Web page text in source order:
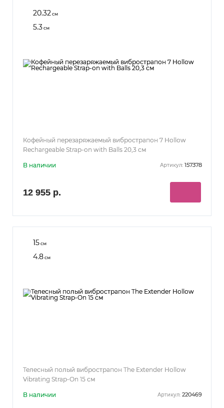
20.32 см
5.3см
Кофейный перезаряжаемый вибрострапон 7 Hollow
Rechargeable Strap-on with Balls 20,3 см
В наличии Артикул: 157378
12 955 р.
15см
4.8см
Телесный полый вибрострапон The Extender Hollow
Vibrating Strap-On 15 см
В наличии Артикул: 220469